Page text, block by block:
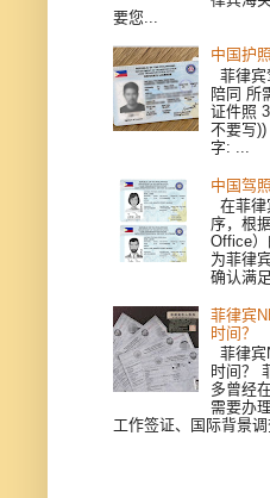
要您...
中国护
菲律宾
陪同 所
证件照
不要写
字: ...
中国驾
在菲律
序，根
Office
为菲律
确认满
菲律宾
时间？
菲律宾
时间？
多曾经
需要办
工作签证、国际背景